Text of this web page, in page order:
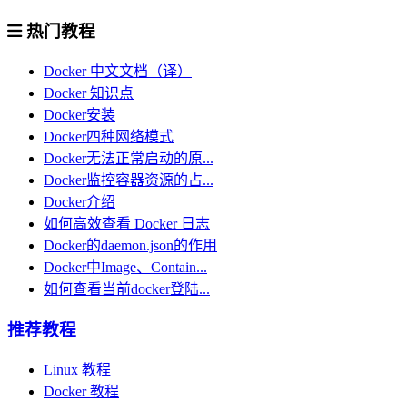
热门教程
Docker 中文文档（译）
Docker 知识点
Docker安装
Docker四种网络模式
Docker无法正常启动的原...
Docker监控容器资源的占...
Docker介绍
如何高效查看 Docker 日志
Docker的daemon.json的作用
Docker中Image、Contain...
如何查看当前docker登陆...
推荐教程
Linux 教程
Docker 教程